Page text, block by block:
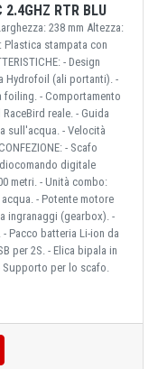
2.4GHZ RTR BLU
238 mm Altezza:
Plastica stampata con
- Design
Hydrofoil (ali portanti). -
- Comportamento
reale. - Guida
sull'acqua. - Velocità
- Scafo
digitale
metri. - Unità combo:
- Potente motore
ingranaggi (gearbox). -
Pacco batteria Li-ion da
per 2S. - Elica bipala in
Supporto per lo scafo.